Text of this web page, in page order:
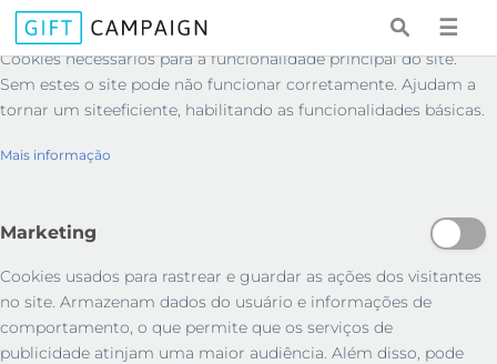
Essenciais
Cookies necessários para a funcionalidade principal do site.
Sem estes o site pode não funcionar corretamente. Ajudam a
tornar um siteeficiente, habilitando as funcionalidades básicas.
Mais informação
Marketing
Cookies usados ​​para rastrear e guardar as ações dos visitantes
no site. Armazenam dados do usuário e informações de
comportamento, o que permite que os serviços de
publicidade atinjam uma maior audiência. Além disso, pode
☰